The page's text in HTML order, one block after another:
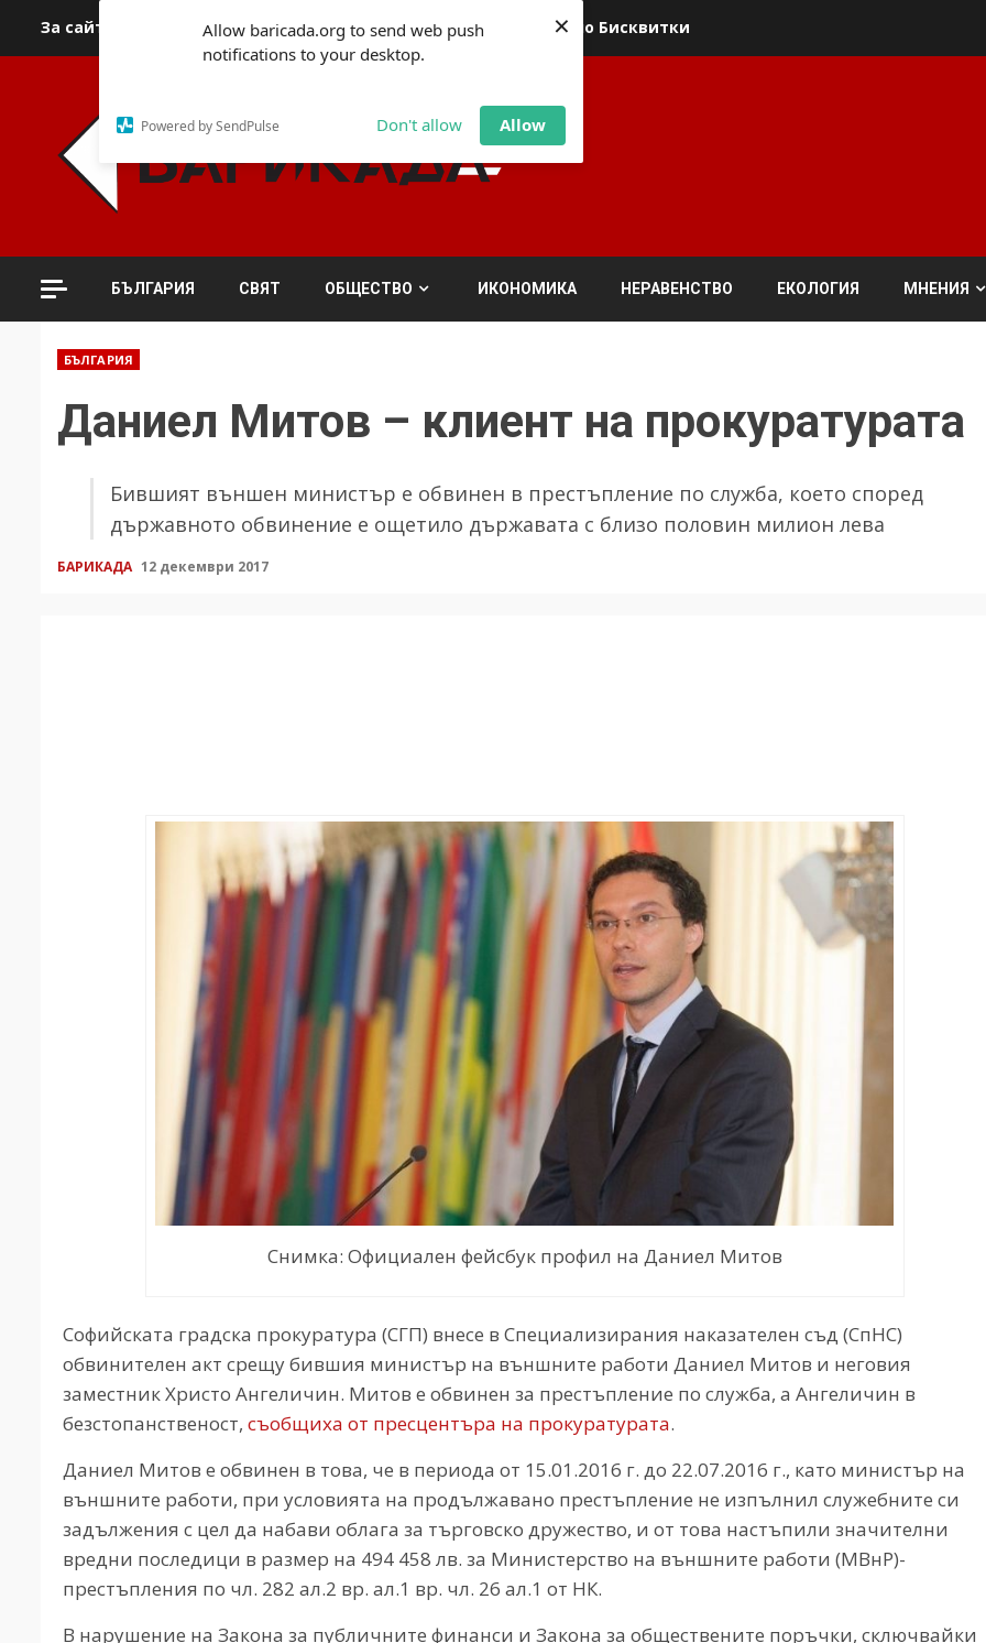
Allow baricada.org to send web push
notifications to your desktop.
Powered by SendPulse Don't allow Allow
×
За сайта За контакти За реклама Политика относно Бисквитки
БЪЛГАРИЯ СВЯТ ОБЩЕСТВО ИКОНОМИКА НЕРАВЕНСТВО ЕКОЛОГИЯ МНЕНИЯ
БЪЛГАРИЯ
Даниел Митов – клиент на прокуратурата
Бившият външен министър е обвинен в престъпление по служба, което според
държавното обвинение е ощетило държавата с близо половин милион лева
БАРИКАДА 12 декември 2017
Снимка: Официален фейсбук профил на Даниел Митов
Софийската градска прокуратура (СГП) внесе в Специализирания наказателен съд (СпНС)
обвинителен акт срещу бившия министър на външните работи Даниел Митов и неговия
заместник Христо Ангеличин. Митов е обвинен за престъпление по служба, а Ангеличин в
безстопанственост, съобщиха от пресцентъра на прокуратурата.
Даниел Митов е обвинен в това, че в периода от 15.01.2016 г. до 22.07.2016 г., като министър на
външните работи, при условията на продължавано престъпление не изпълнил служебните си
задължения с цел да набави облага за търговско дружество, и от това настъпили значителни
вредни последици в размер на 494 458 лв. за Министерство на външните работи (МВнР)-
престъпления по чл. 282 ал.2 вр. ал.1 вр. чл. 26 ал.1 от НК.
В нарушение на Закона за публичните финанси и Закона за обществените поръчки, сключвайки